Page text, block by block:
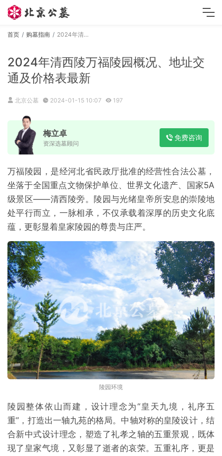
首页 购墓指南 2024年清西陵万福陵园概况、地址交通及价格表最新
2024年清西陵万福陵园概况、地址交
通及价格表最新
北京公墓 2024-01-15 10:07 197
梅立卓
资深选墓顾问
免费咨询
万福陵园，是经河北省民政厅批准的经营性合法公墓，
坐落于全国重点文物保护单位、世界文化遗产、国家5A
级景区——清西陵旁。陵园与光绪皇帝所安息的崇陵地
处平行而立，一脉相承，不仅承载着深厚的历史文化底
蕴，更彰显着皇家陵园的尊贵与庄严。
陵园环境
陵园整体依山而建，设计理念为“皇天九境，礼序五
重”，打造出一轴九苑的格局。中轴对称的皇陵设计，结
合新中式设计理念，塑造了礼孝之轴的五重景观，既体
现了皇家气境，又彰显了逝者的哀荣。五重礼序，更是